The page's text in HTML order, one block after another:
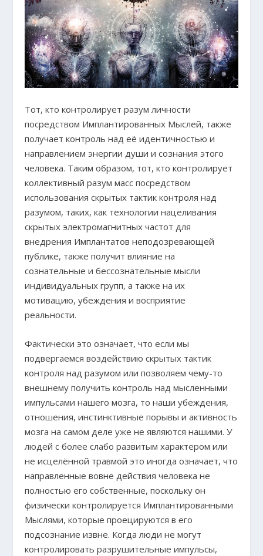
Тот, кто контролирует разум личности
посредством Имплантированных Мыслей, также
получает контроль над её идентичностью и
направлением энергии души и сознания этого
человека. Таким образом, тот, кто контролирует
коллективный разум масс посредством
использования скрытых тактик контроля над
разумом, таких, как технологии нацеливания
скрытых электромагнитных частот для
внедрения Имплантатов неподозревающей
публике, также получит влияние на
сознательные и бессознательные мысли
индивидуальных групп, а также на их
мотивацию, убеждения и восприятие
реальности.
Фактически это означает, что если мы
подвергаемся воздействию скрытых тактик
контроля над разумом или позволяем чему-то
внешнему получить контроль над мысленными
импульсами нашего мозга, то наши убеждения,
отношения, инстинктивные порывы и активность
мозга на самом деле уже не являются нашими. У
людей с более слабо развитым характером или
не исцелённой травмой это иногда означает, что
направленные вовне действия человека не
полностью его собственные, поскольку он
физически контролируется Имплантированными
Мыслями, которые проецируются в его
подсознание извне. Когда люди не могут
контролировать разрушительные импульсы,